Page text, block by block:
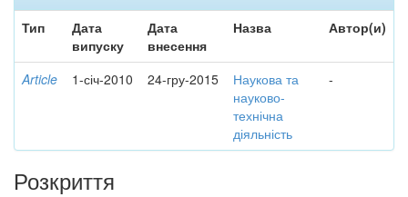
Тип
Дата
випуску
Дата
внесення
Назва Автор(и)
Article 1-січ-2010 24-гру-2015
Наукова та
науково-
технічна
діяльність
-
Розкриття